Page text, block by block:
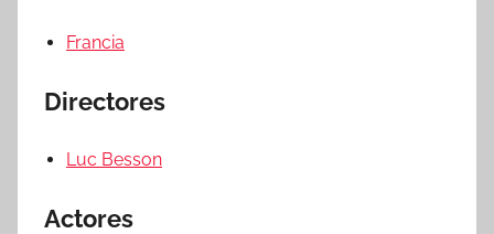
Francia
Directores
Luc Besson
Actores